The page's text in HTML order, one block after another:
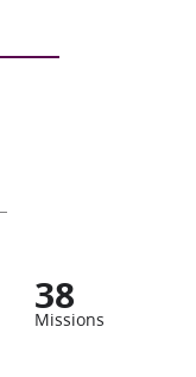
38
Missions